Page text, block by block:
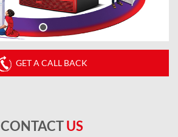
GET A CALL BACK
CONTACTUS